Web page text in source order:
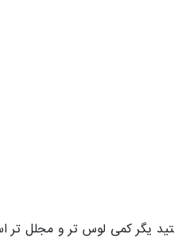
یگر کمی لوس تر و مجلل تر